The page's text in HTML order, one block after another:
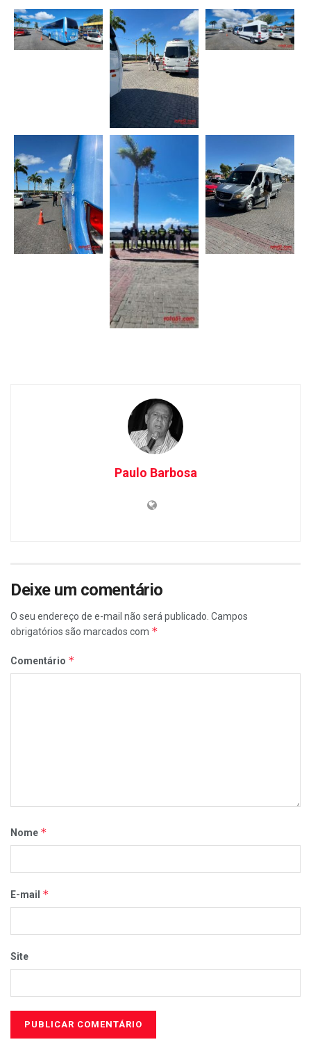
Paulo Barbosa
Deixe um comentário
O seu endereço de e-mail não será publicado. Campos
obrigatórios são marcados com *
Comentário *
Nome *
E-mail *
Site